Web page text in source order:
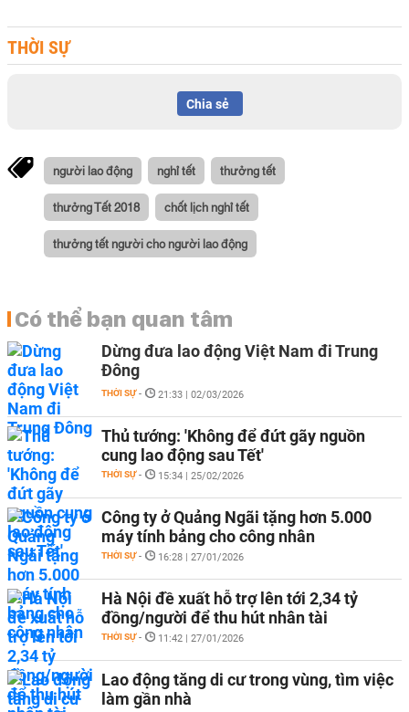
THỜI SỰ
Chia sẻ
người lao động nghỉ tết thưởng tết
thưởng Tết 2018 chốt lịch nghỉ tết
thưởng tết người cho người lao động
Có thể bạn quan tâm
Dừng đưa lao động Việt Nam đi Trung
Đông
THỜI SỰ - 21:33 | 02/03/2026
Thủ tướng: 'Không để đứt gãy nguồn
cung lao động sau Tết'
THỜI SỰ - 15:34 | 25/02/2026
Công ty ở Quảng Ngãi tặng hơn 5.000
máy tính bảng cho công nhân
THỜI SỰ - 16:28 | 27/01/2026
Hà Nội đề xuất hỗ trợ lên tới 2,34 tỷ
đồng/người để thu hút nhân tài
THỜI SỰ - 11:42 | 27/01/2026
Lao động tăng di cư trong vùng, tìm việc
làm gần nhà